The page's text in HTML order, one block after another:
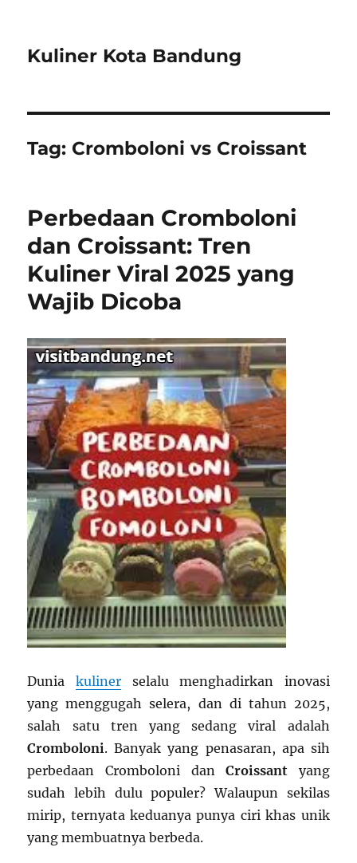
Kuliner Kota Bandung
Tag: Cromboloni vs Croissant
Perbedaan Cromboloni
dan Croissant: Tren
Kuliner Viral 2025 yang
Wajib Dicoba
Dunia kulinerselalu menghadirkan inovasi
yang menggugah selera, dan di tahun 2025,
salah satu tren yang sedang viral adalah
Cromboloni. Banyak yang penasaran, apa sih
perbedaan Cromboloni danCroissant yang
sudah lebih dulu populer? Walaupun sekilas
mirip, ternyata keduanya punya ciri khas unik
yang membuatnya berbeda.